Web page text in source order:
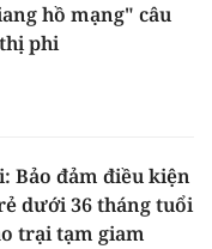
hồ mạng" câu
phi
Bảo đảm điều kiện
dưới 36 tháng tuổi
trại tạm giam